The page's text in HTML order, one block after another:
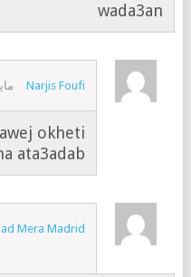
wada3an
Narjis Foufi مايو
okheti
ata3adab
Mera Madrid